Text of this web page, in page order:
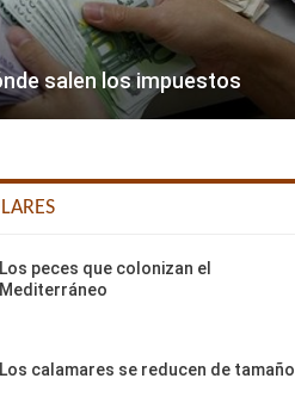
salen los impuestos
Los peces que colonizan el
Mediterráneo
Los calamares se reducen de tamaño